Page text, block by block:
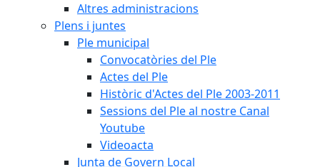
Altres administracions
Plens i juntes
Ple municipal
Convocatòries del Ple
Actes del Ple
Històric d'Actes del Ple 2003-2011
Sessions del Ple al nostre Canal
Youtube
Videoacta
Junta de Govern Local